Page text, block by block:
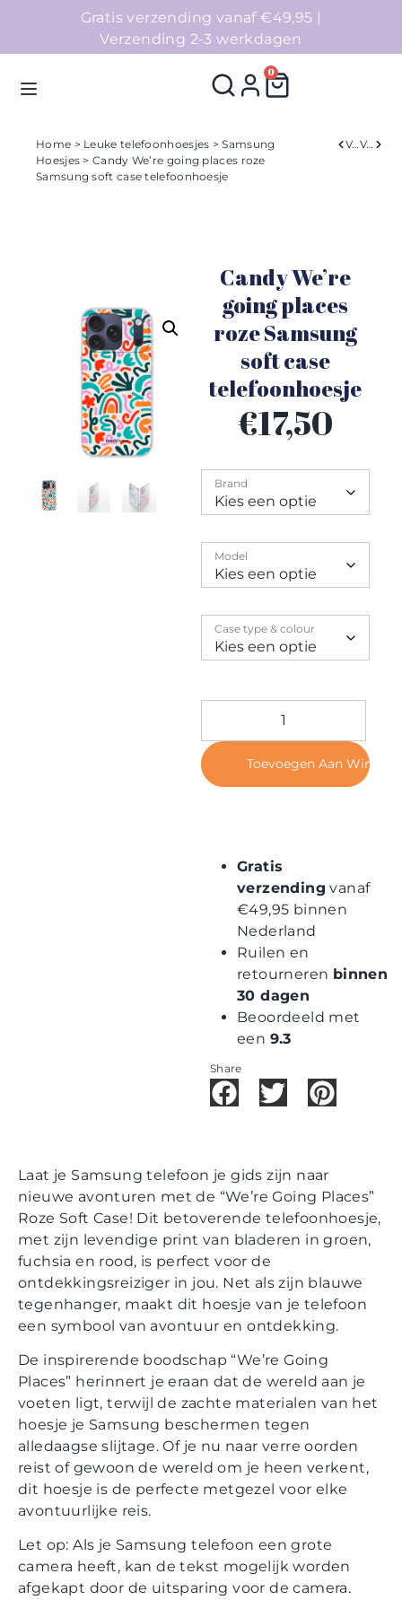
Gratis verzending vanaf €49,95 |
Verzending 2-3 werkdagen
0
Homepage
Collecties
Contact
Home > Leuke telefoonhoesjes >Samsung
Hoesjes > Candy We’re going places roze
Samsung soft case telefoonhoesje
Verleden Volgend
Candy We’re
going places
roze Samsung
soft case
telefoonhoesje
€17,50
Brand
Model
Case type & colour
Toevoegen Aan
Gratis
verzending vanaf
€49,95 binnen
Nederland
Ruilen en
retourneren binnen
30 dagen
Beoordeeld met
een 9.3
Share
Laat je Samsung telefoon je gids zijn naar
nieuwe avonturen met de “We’re Going Places”
Roze Soft Case! Dit betoverende telefoonhoesje,
met zijn levendige print van bladeren in groen,
fuchsia en rood, is perfect voor de
ontdekkingsreiziger in jou. Net als zijn blauwe
tegenhanger, maakt dit hoesje van je telefoon
een symbool van avontuur en ontdekking.
De inspirerende boodschap “We’re Going
Places” herinnert je eraan dat de wereld aan je
voeten ligt, terwijl de zachte materialen van het
hoesje je Samsung beschermen tegen
alledaagse slijtage. Of je nu naar verre oorden
reist of gewoon de wereld om je heen verkent,
dit hoesje is de perfecte metgezel voor elke
avontuurlijke reis.
Let op: Als je Samsung telefoon een grote
camera heeft, kan de tekst mogelijk worden
afgekapt door de uitsparing voor de camera.